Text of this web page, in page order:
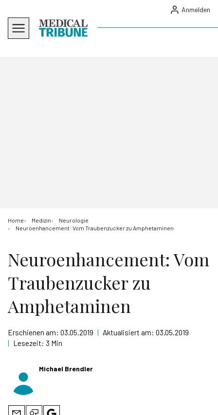
Anmelden
Home Medizin
Neurologie
Neuroenhancement: Vom Traubenzucker zu Amphetaminen
Neuroenhancement: Vom
Traubenzucker zu
Amphetaminen
Erschienen am: 03.05.2019 | Aktualisiert am: 03.05.2019
| Lesezeit: 3 Min
Michael Brendler